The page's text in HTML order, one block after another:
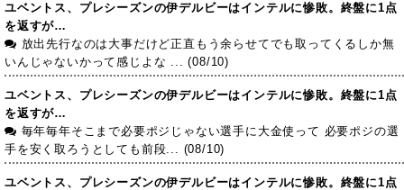
ユベントス、プレシーズンの伊デルビーはインテルに惨敗。終盤に1点
を返すが…
放出先行なのは大事だけど正直もう余らせてでも取ってくるしか無
いんじゃないかって感じよな ... (08/10)
ユベントス、プレシーズンの伊デルビーはインテルに惨敗。終盤に1点
を返すが…
毎年毎年そこまで必要ポジじゃない選手に大金使って 必要ポジの選
手を安く取ろうとしても前段... (08/10)
ユベントス、プレシーズンの伊デルビーはインテルに惨敗。終盤に1点